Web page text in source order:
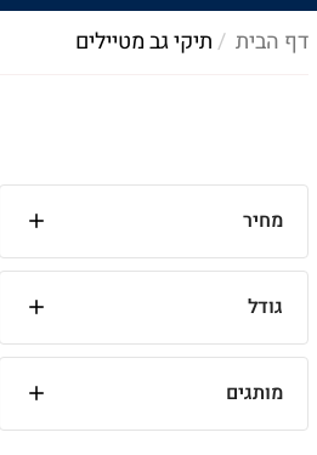
דף הבית
תיקי גב מטיילים
מחיר
גודל
מותגים